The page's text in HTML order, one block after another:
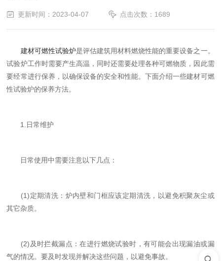
更新时间：2023-04-07 点击次数：1689
建材可燃性试验炉是评估建筑用材料燃烧性能的重要设备之一。
试验炉工作时需要产生高温，同时还需要处理各种可燃物质，因此需
要经常进行保养，以确保设备的安全和性能。下面介绍一些建材可燃
性试验炉的保养方法。
1.日常维护
日常使用中需要注意以下几点：
(1)定期清洗：炉内壁和门框应该定期清洗，以避免积聚灰尘或
其它杂质。
(2)及时拦截漏点：在进行燃烧试验时，有可能会出现漏油或漏
气的情况。要及时发现并解决这些问题，以避免事故。